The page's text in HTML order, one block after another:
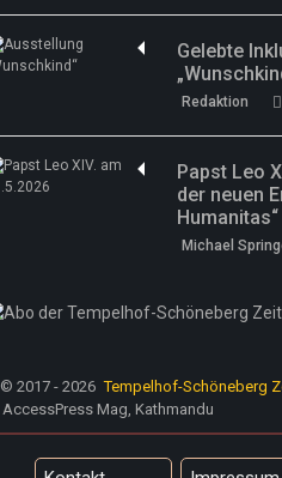
Gelebte
Redaktion
Papst Leo
der neuen
Humanitas“
Michael
© 2017 - 2026 Tempelhof-Schöneberg
AccessPress Mag, Kathmandu